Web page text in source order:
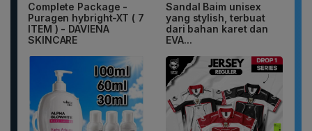
Complete Package -
Puragen hybright-XT ( 7
ITEM ) - DAVIENA
SKINCARE
Sandal Baim unisex
yang stylish, terbuat
dari bahan karet dan
EVA...